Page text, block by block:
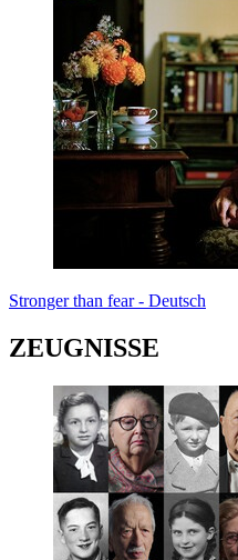
Stronger than fear - Deutsch
ZEUGNISSE